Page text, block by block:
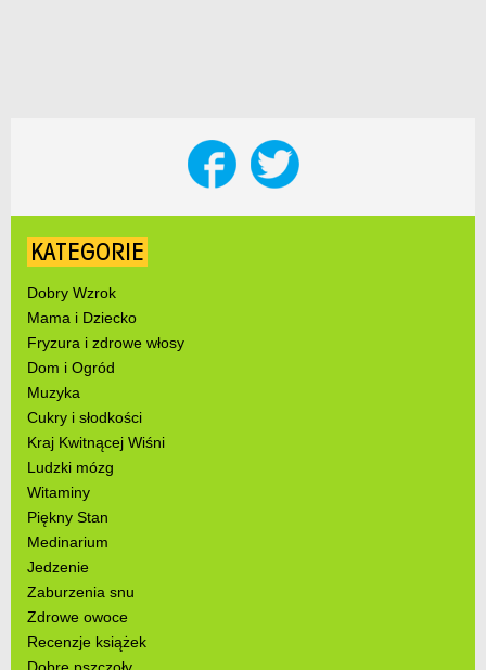
KATEGORIE
Dobry Wzrok
Mama i Dziecko
Fryzura i zdrowe włosy
Dom i Ogród
Muzyka
Cukry i słodkości
Kraj Kwitnącej Wiśni
Ludzki mózg
Witaminy
Piękny Stan
Medinarium
Jedzenie
Zaburzenia snu
Zdrowe owoce
Recenzje książek
Dobre pszczoły